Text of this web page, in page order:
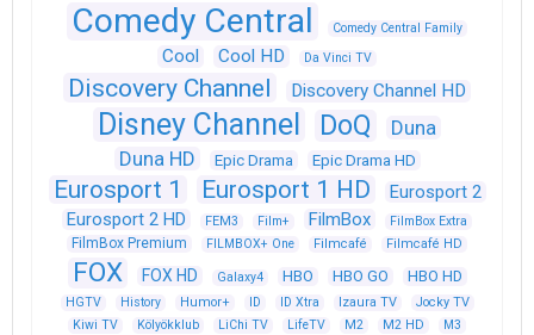
Comedy Central Comedy Central Family
Cool Cool HD Da Vinci TV
Discovery Channel Discovery Channel HD
Disney Channel DoQ
Duna
Duna HD
Epic Drama Epic Drama HD
Eurosport 1 Eurosport 1 HD
Eurosport 2
Eurosport 2 HD
FEM3 Film+ FilmBox FilmBox Extra
FilmBox Premium FILMBOX+ One Filmcafé Filmcafé HD
FOX FOX HD Galaxy4 HBO HBO GO HBO HD
HGTV History Humor+ ID ID Xtra Izaura TV
Jocky TV
Kiwi TV
Kölyökklub LiChi TV LifeTV M2 M2 HD M3